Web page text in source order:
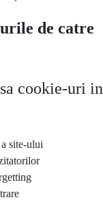
de catre
cookie-uri in
site-ului